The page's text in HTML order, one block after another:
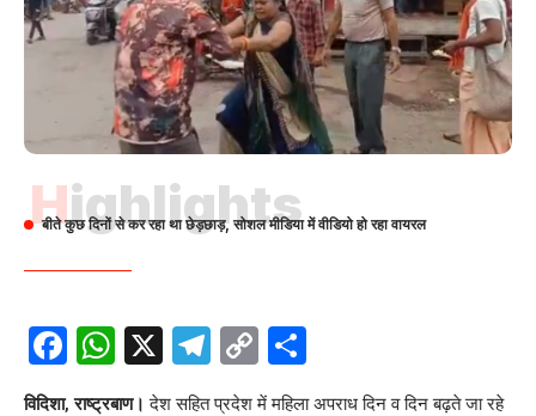
Highlights
बीते कुछ दिनों से कर रहा था छेड़छाड़, सोशल मीडिया में वीडियो हो रहा वायरल
Facebook
WhatsApp
X Telegram
Copy
Link
विदिशा, राष्ट्रबाण। देश सहित प्रदेश में महिला अपराध दिन व दिन बढ़ते जा रहे